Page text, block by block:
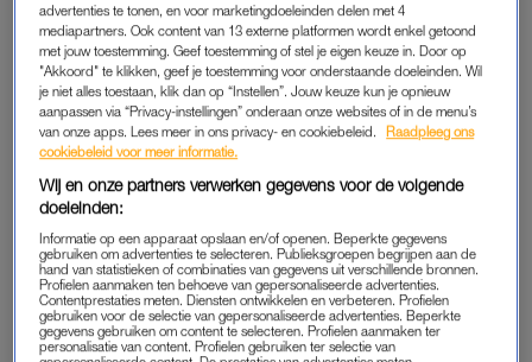
Hun snottebellen aan elkaar afvegen en zonder hun handjes
voor hun mond te doen over anderen heen hoesten en niezen.
En dan hebben wij er ook nog twee, die elkaar weer met van
alles aansteken.
Zo zijn we de afgelopen maanden in een oneindige stroom van
kleine en grotere verkoudheden, buikgriepjes en andere
ziektes beland. Dat is vooral zielig voor de baby’s, want die
snappen er helemaal niks van. Maar het is ook nogal een
uitdaging om al die ziekbedden te combineren met een baan.
Zeker nu de regels op de opvang vanwege corona nog
strenger zijn geworden dan normaal.
advertenties te tonen, en voor marketingdoeleinden delen met 4
mediapartners. Ook content van 13 externe platformen wordt enkel getoond
met jouw toestemming. Geef toestemming of stel je eigen keuze in. Door op
"Akkoord" te klikken, geef je toestemming voor onderstaande doeleinden. Wil
je niet alles toestaan, klik dan op “Instellen”. Jouw keuze kun je opnieuw
aanpassen via “Privacy-instellingen” onderaan onze websites of in de menu’s
van onze apps. Lees meer in ons privacy- en cookiebeleid.
Raadpleeg ons
cookiebeleid voor meer informatie.
Wij en onze partners verwerken gegevens voor de volgende
doeleinden:
Informatie op een apparaat opslaan en/of openen. Beperkte gegevens
gebruiken om advertenties te selecteren. Publieksgroepen begrijpen aan de
hand van statistieken of combinaties van gegevens uit verschillende bronnen.
Profielen aanmaken ten behoeve van gepersonaliseerde advertenties.
Contentprestaties meten. Diensten ontwikkelen en verbeteren. Profielen
gebruiken voor de selectie van gepersonaliseerde advertenties. Beperkte
gegevens gebruiken om content te selecteren. Profielen aanmaken ter
personalisatie van content. Profielen gebruiken ter selectie van